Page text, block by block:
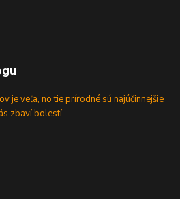
je veľa, no tie prírodné sú najúčinnejšie
zbaví bolestí